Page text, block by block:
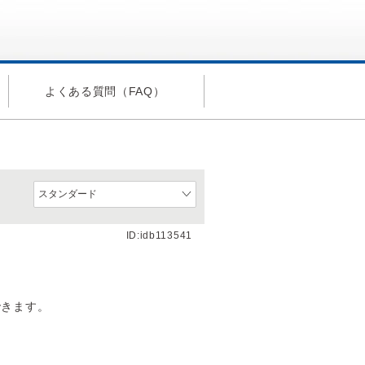
よくある質問（FAQ）
ID:idb113541
ます。